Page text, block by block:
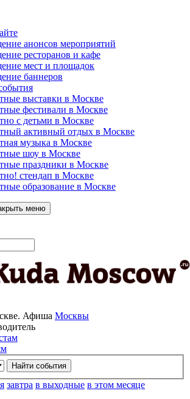
анонсов мероприятий
ресторанов и кафе
мест и площадок
баннеров
выставки в Москве
фестивали в Москве
с детьми в Москве
активный отдых в Москве
музыка в Москве
шоу в Москве
праздники в Москве
стендап в Москве
образование в Москве
меню
Афиша Москвы
завтра в выходные в этом месяце